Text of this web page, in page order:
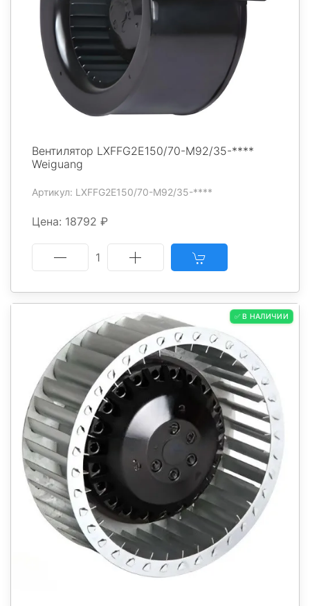
Вентилятор LXFFG2E150/70-M92/35-****
Weiguang
Артикул: LXFFG2E150/70-M92/35-****
Цена: 18792 ₽
1
✅ В НАЛИЧИИ